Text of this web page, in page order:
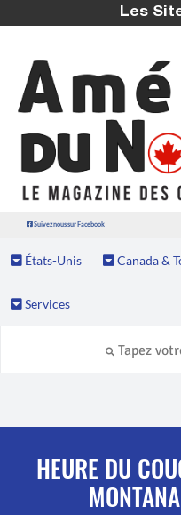
Les
Suivez nous sur Facebook
États-Unis Canada &
Services
HEURE DU